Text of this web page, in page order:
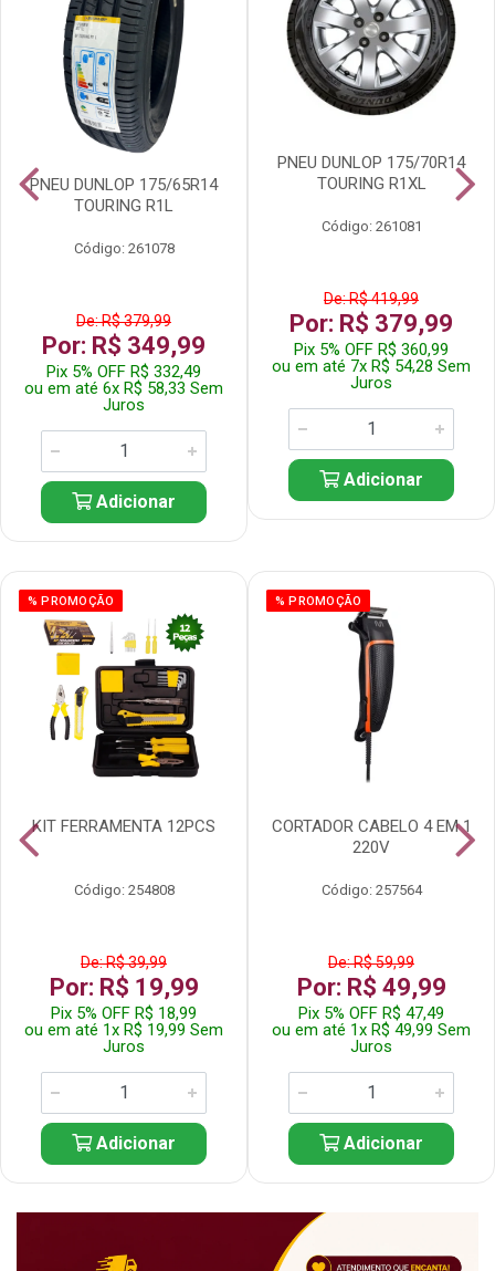
PNEU DUNLOP 175/65R14
TOURING R1L
Código: 261078
De: R$ 379,99
Por: R$ 349,99
Pix 5% OFF R$ 332,49
ou em até 6x R$ 58,33 Sem
Juros
Adicionar
PNEU DUNLOP 175/70R14
TOURING R1XL
Código: 261081
De: R$ 419,99
Por: R$ 379,99
Pix 5% OFF R$ 360,99
ou em até 7x R$ 54,28 Sem
Juros
Adicionar
% PROMOÇÃO
KIT FERRAMENTA 12PCS
Código: 254808
De: R$ 39,99
Por: R$ 19,99
Pix 5% OFF R$ 18,99
ou em até 1x R$ 19,99 Sem
Juros
Adicionar
% PROMOÇÃO
CORTADOR CABELO 4 EM 1
220V
Código: 257564
De: R$ 59,99
Por: R$ 49,99
Pix 5% OFF R$ 47,49
ou em até 1x R$ 49,99 Sem
Juros
Adicionar